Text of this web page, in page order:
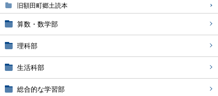
旧額田町郷土読本
算数・数学部
理科部
生活科部
総合的な学習部